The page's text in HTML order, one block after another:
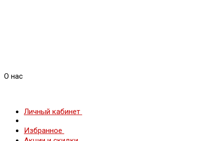
О нас
Личный кабинет
Избранное